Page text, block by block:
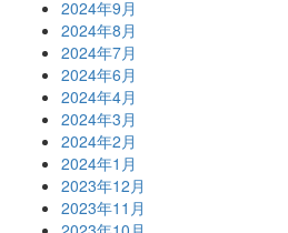
2024年9月
2024年8月
2024年7月
2024年6月
2024年4月
2024年3月
2024年2月
2024年1月
2023年12月
2023年11月